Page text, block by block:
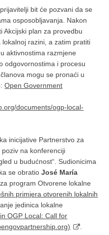
bit će pozvani da se
osposobljavanja. Nakon
Akcijski plan za provedbu
razini, a zatim pratiti
aktivnostima razmjene
odgovornostima i procesu
mogu se pronaći u
Open Government
documents/ogp-local-
inicijative Partnerstvo za
na konferenciji
u budućnost“. Sudionicima
se obratioJosé María
program Otvorene lokalne
primjera otvorenih lokalnih
jedinica lokalne
OGP Local: Call for